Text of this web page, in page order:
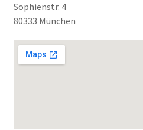
Sophienstr. 4
80333 München